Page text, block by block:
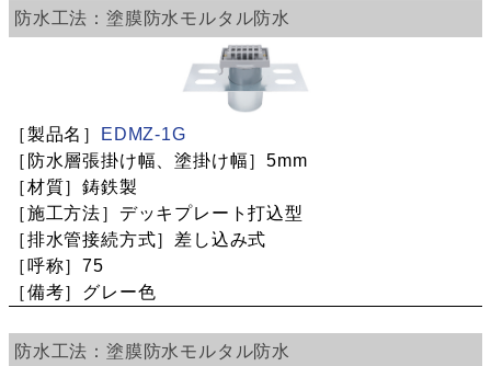
塗膜防水 モルタル防水
EDMZ-1G
5mm
鋳鉄製
デッキプレート打込型
差し込み式
75
グレー色
塗膜防水 モルタル防水